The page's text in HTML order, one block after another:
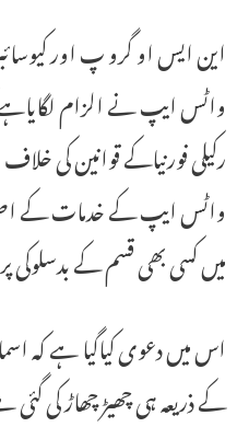
این ایس او گرو پ اور
واٹس ایپ نے الزام لگایاہے
رکیلی فورنیاکے قوانین کی
واٹس ایپ کے خدمات کے
میں کسی بھی قسم کے
اس میں دعوی کیاگیا ہے
کے ذریعہ ہی چھیڑ چھاڑ کی